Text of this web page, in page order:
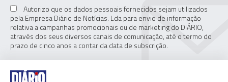
Autorizo que os dados pessoais fornecidos sejam utilizados
pela Empresa Diário de Notícias. Lda para envio de informação
relativa a campanhas promocionais ou de marketing do DIÁRIO,
através dos seus diversos canais de comunicação, até o termo do
prazo de cinco anos a contar da data de subscrição.